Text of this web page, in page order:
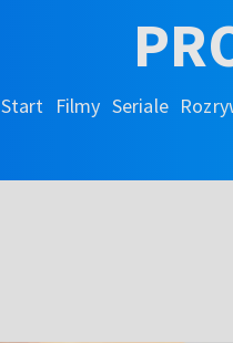
Start Filmy Seriale